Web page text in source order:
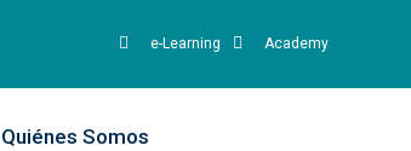
e-Learning Academy
Quiénes Somos